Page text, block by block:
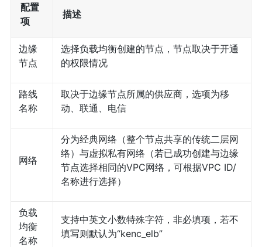
配置
项
描述
边缘
节点
选择负载均衡创建的节点，节点取决于开通
的权限情况
路线
名称
取决于边缘节点所属的供应商，选项为移
动、联通、电信
网络
分为经典网络（整个节点共享的传统二层网
络）与虚拟私有网络（若已成功创建与边缘
节点选择相同的VPC网络，可根据VPC ID/
名称进行选择）
负载
均衡
名称
支持中英文小数特殊字符，非必填项，若不
填写则默认为“kenc_elb”